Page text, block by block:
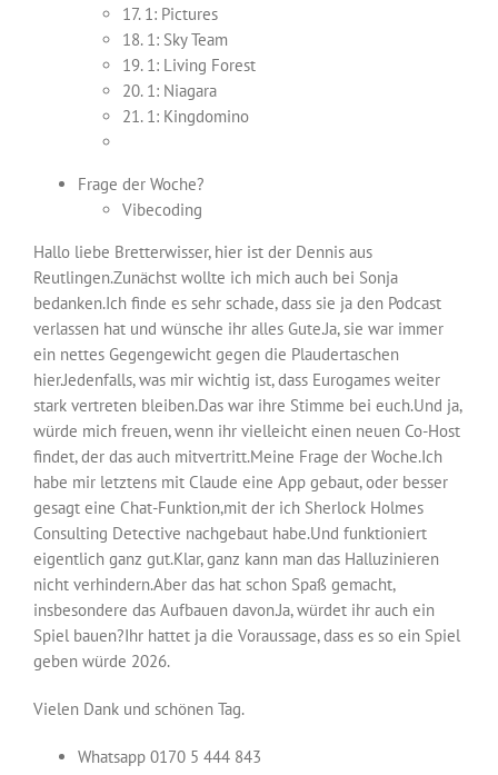
17. 1: Pictures
18. 1: Sky Team
19. 1: Living Forest
20. 1: Niagara
21. 1: Kingdomino
Frage der Woche?
Vibecoding
Hallo liebe Bretterwisser, hier ist der Dennis aus
Reutlingen.Zunächst wollte ich mich auch bei Sonja
bedanken.Ich finde es sehr schade, dass sie ja den Podcast
verlassen hat und wünsche ihr alles Gute.Ja, sie war immer
ein nettes Gegengewicht gegen die Plaudertaschen
hier.Jedenfalls, was mir wichtig ist, dass Eurogames weiter
stark vertreten bleiben.Das war ihre Stimme bei euch.Und ja,
würde mich freuen, wenn ihr vielleicht einen neuen Co-Host
findet, der das auch mitvertritt.Meine Frage der Woche.Ich
habe mir letztens mit Claude eine App gebaut, oder besser
gesagt eine Chat-Funktion,mit der ich Sherlock Holmes
Consulting Detective nachgebaut habe.Und funktioniert
eigentlich ganz gut.Klar, ganz kann man das Halluzinieren
nicht verhindern.Aber das hat schon Spaß gemacht,
insbesondere das Aufbauen davon.Ja, würdet ihr auch ein
Spiel bauen?Ihr hattet ja die Voraussage, dass es so ein Spiel
geben würde 2026.
Vielen Dank und schönen Tag.
Whatsapp 0170 5 444 843